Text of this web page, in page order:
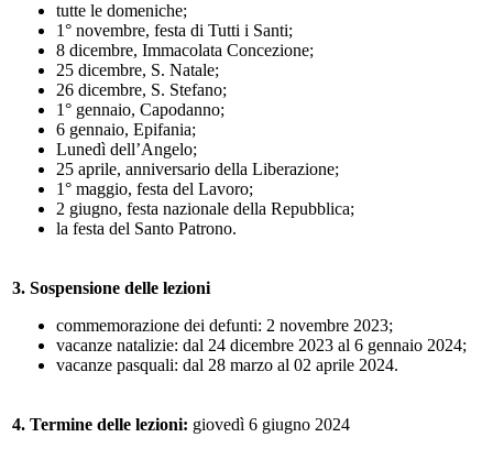
tutte le domeniche;
1° novembre, festa di Tutti i Santi;
8 dicembre, Immacolata Concezione;
25 dicembre, S. Natale;
26 dicembre, S. Stefano;
1° gennaio, Capodanno;
6 gennaio, Epifania;
Lunedì dell’Angelo;
25 aprile, anniversario della Liberazione;
1° maggio, festa del Lavoro;
2 giugno, festa nazionale della Repubblica;
la festa del Santo Patrono.
3. Sospensione delle lezioni
commemorazione dei defunti: 2 novembre 2023;
vacanze natalizie: dal 24 dicembre 2023 al 6 gennaio 2024;
vacanze pasquali: dal 28 marzo al 02 aprile 2024.
4. Termine delle lezioni: giovedì 6 giugno 2024